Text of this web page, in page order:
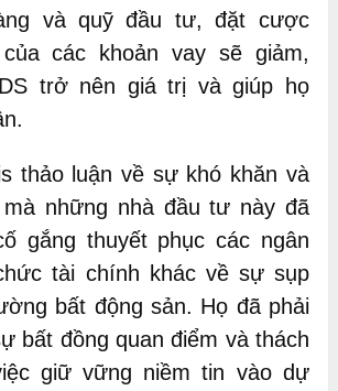
và quỹ đầu tư, đặt cược
các khoản vay sẽ giảm,
trở nên giá trị và giúp họ
thảo luận về sự khó khăn và
những nhà đầu tư này đã
gắng thuyết phục các ngân
tài chính khác về sự sụp
bất động sản. Họ đã phải
bất đồng quan điểm và thách
giữ vững niềm tin vào dự